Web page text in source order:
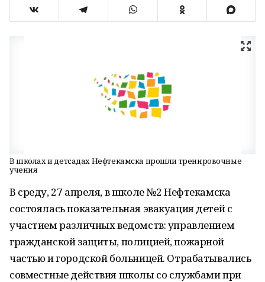
В школах и детсадах Нефтекамска прошли тренировочные
учения
В среду, 27 апреля, в школе №2 Нефтекамска
состоялась показательная эвакуация детей с
участием различных ведомств: управлением
гражданской защиты, полицией, пожарной
частью и городской больницей. Отрабатывались
совместные действия школы со службами при